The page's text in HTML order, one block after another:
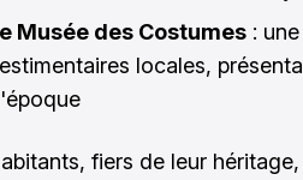
Musée des Costumes :
locales,
fiers de leur